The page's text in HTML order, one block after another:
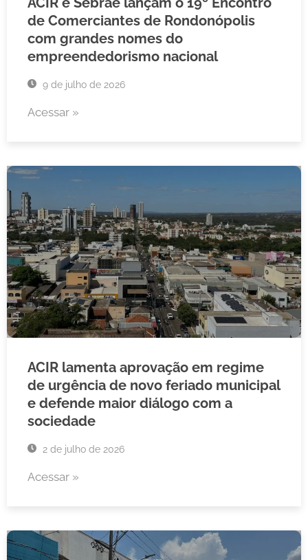
de Comerciantes de Rondonópolis
com grandes nomes do
empreendedorismo nacional
9 de julho de 2026
Acessar »
ACIR lamenta aprovação em regime
de urgência de novo feriado municipal
e defende maior diálogo com a
sociedade
2 de julho de 2026
Acessar »